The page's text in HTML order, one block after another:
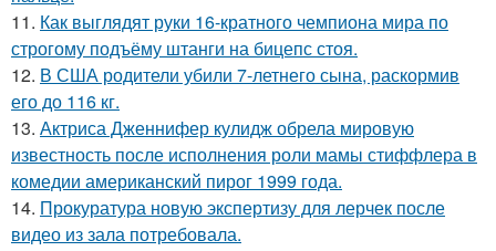
11. Как выглядят руки 16-кратного чемпиона мира по
строгому подъёму штанги на бицепс стоя.
12. В США родители убили 7-летнего сына, раскормив
его до 116 кг.
13. Актриса Дженнифер кулидж обрела мировую
известность после исполнения роли мамы стиффлера в
комедии американский пирог 1999 года.
14. Прокуратура новую экспертизу для лерчек после
видео из зала потребовала.